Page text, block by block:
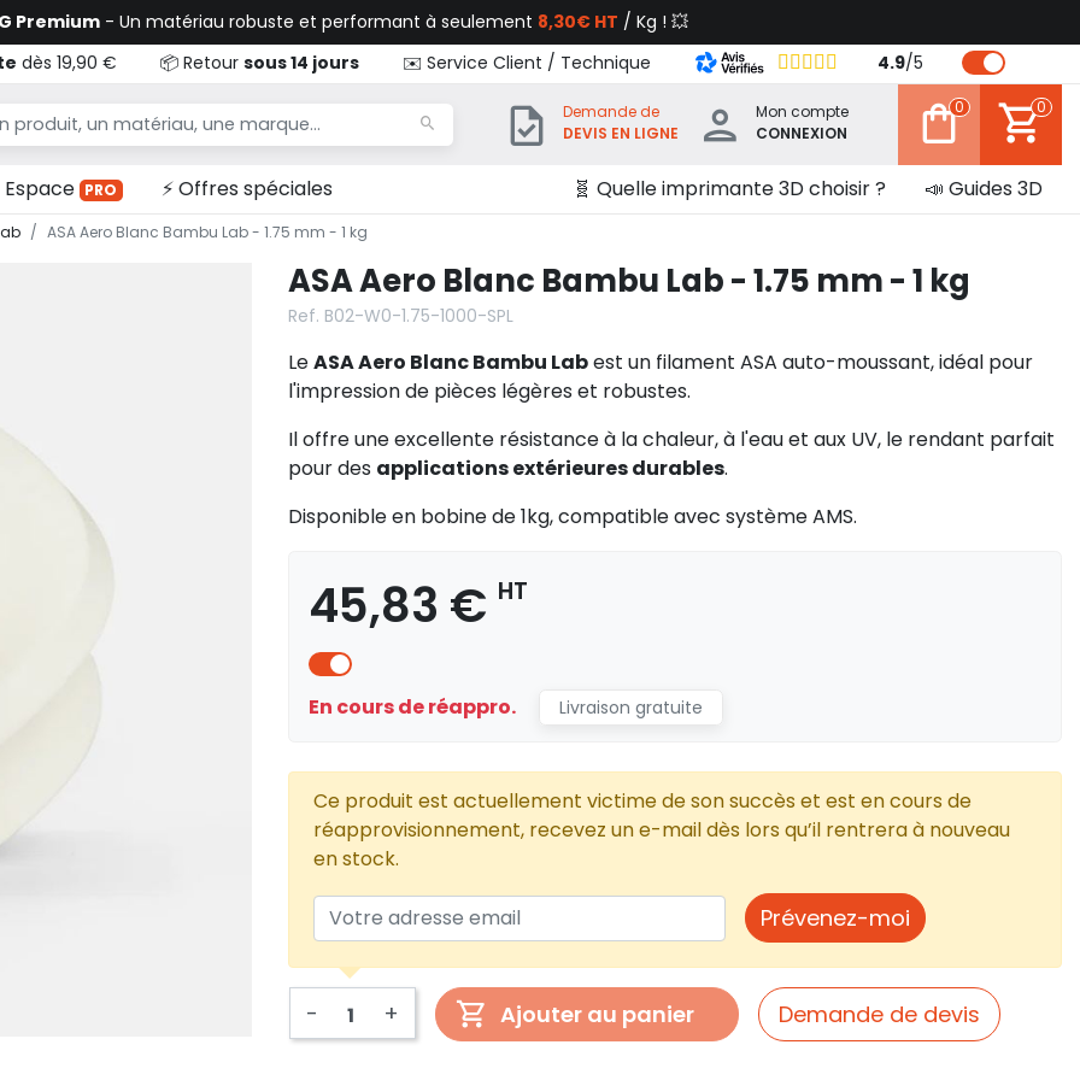
Premium - Un matériau robuste et performant à seulement 8,30€ HT / Kg ! 💥
dès 19,90 € 📦 Retour sous 14 jours ✉️ Service Client / Technique 4.9/5
Demande de
DEVIS EN LIGNE
Mon compte
CONNEXION
0 0
Espace PRO ⚡ Offres spéciales 🧬 Quelle imprimante 3D choisir ? 📣 Guides 3D
ASA Aero Blanc Bambu Lab - 1.75 mm - 1 kg
ASA Aero Blanc Bambu Lab - 1.75 mm - 1 kg
Ref. B02-W0-1.75-1000-SPL
LeASA Aero Blanc Bambu Labest un filament ASA auto-moussant, idéal pour
l'impression de pièces légères et robustes.
Il offre une excellente résistance à la chaleur, à l'eau et aux UV, le rendant parfait
pour des applications extérieures durables.
Disponible en bobine de 1kg, compatible avec système AMS.
45,83 € HT
En cours de réappro. Livraison gratuite
Ce produit est actuellement victime de son succès et est en cours de
réapprovisionnement, recevez un e-mail dès lors qu’il rentrera à nouveau
en stock.
Prévenez-moi
- + Ajouter au panier Demande de devis